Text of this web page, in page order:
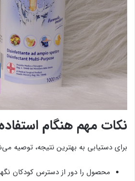
نکات مهم هنگام
برای دستیابی به بهترین نتیجه، توصیه
محصول را دور از دسترس کودکان